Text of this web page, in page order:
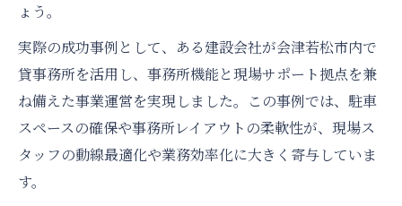
ょう。
実際の成功事例として、ある建設会社が会津若松市内で
貸事務所を活用し、事務所機能と現場サポート拠点を兼
ね備えた事業運営を実現しました。この事例では、駐車
スペースの確保や事務所レイアウトの柔軟性が、現場ス
タッフの動線最適化や業務効率化に大きく寄与していま
す。